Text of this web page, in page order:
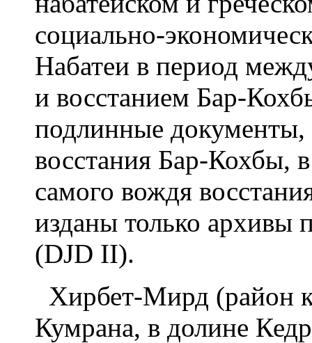
социально-
Набатеи в период
и восстанием Бар-
подлинные
восстания Бар-Кохбы,
самого вождя
изданы только архивы
(DJD II).
Хирбет-Мирд (район
Кумрана, в долине